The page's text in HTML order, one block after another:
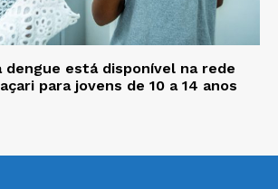
dengue está disponível na rede
para jovens de 10 a 14 anos